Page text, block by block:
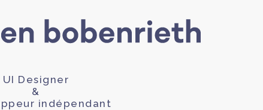
UI Designer
&
indépendant